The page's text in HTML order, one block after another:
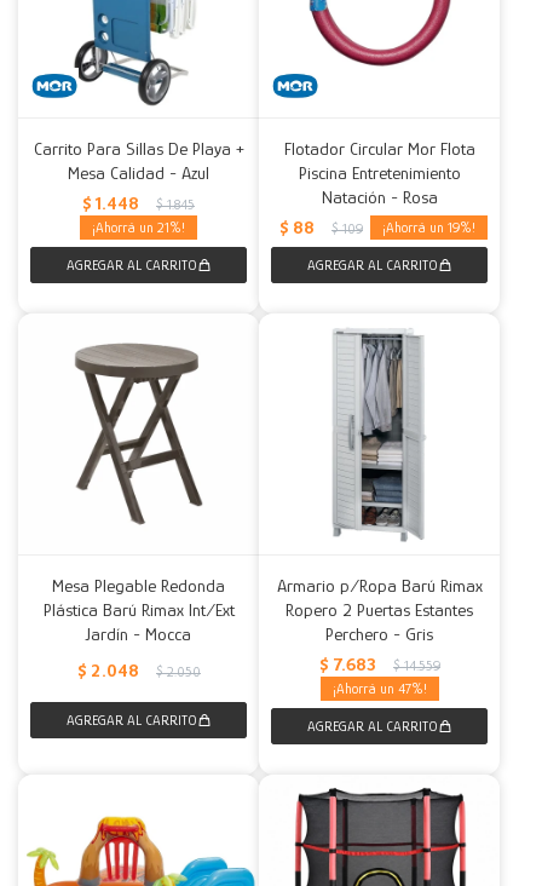
Carrito Para Sillas De Playa +
Mesa Calidad - Azul
$ 1.448 $ 1.845
21
Flotador Circular Mor Flota
Piscina Entretenimiento
Natación - Rosa
$ 88 $ 109 19
Mesa Plegable Redonda
Plástica Barú Rimax Int/Ext
Jardín - Mocca
$ 2.048 $ 2.050
Armario p/Ropa Barú Rimax
Ropero 2 Puertas Estantes
Perchero - Gris
$ 7.683 $ 14.559
47